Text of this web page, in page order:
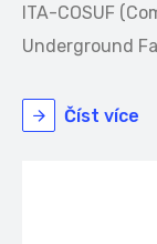
ITA-COSUF
Underground
Číst více